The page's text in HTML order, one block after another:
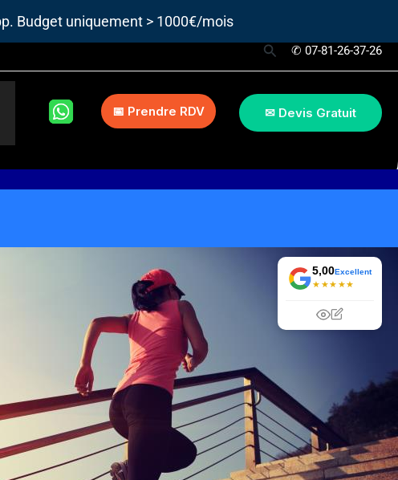
Budget uniquement > 1000€/mois
Rechercher
✆ 07-81-26-37-26
📅 Prendre RDV ✉ Devis Gratuit
5,00Excellent
★★★★★